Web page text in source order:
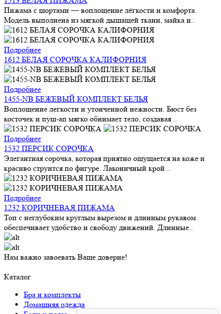
Пижама с шортами — воплощение лёгкости и комфорта.
Модель выполнена из мягкой дышащей ткани, майка н..
Подробнее
1612 БЕЛАЯ СОРОЧКА КАЛИФОРНИЯ
Подробнее
1455-NB БЕЖЕВЫЙ КОМПЛЕКТ БЕЛЬЯ
Воплощение легкости и утонченной нежности. Бюст без
косточек и пуш-ап мягко обнимает тело, создавая ..
Подробнее
1532 ПЕРСИК СОРОЧКА
Элегантная сорочка, которая приятно ощущается на коже и
красиво струится по фигуре. Лаконичный крой ..
Подробнее
1232 КОРИЧНЕВАЯ ПИЖАМА
Топ с неглубоким круглым вырезом и длинным рукавом
обеспечивает удобство и свободу движений. Длинные..
Нам важно завоевать Ваше доверие!
Каталог
Бра и комплекты
Домашняя одежда